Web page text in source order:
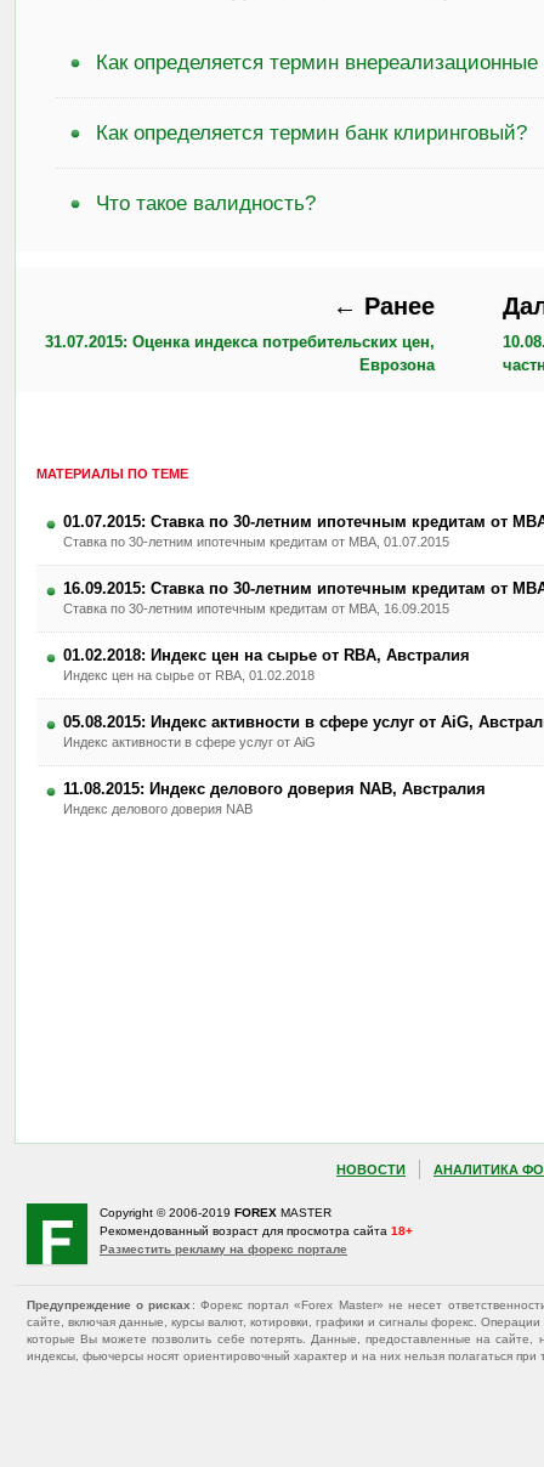
Как определяется термин
Как определяется термин банк клиринговый?
Что такое валидность?
← Ранее
31.07.2015: Оценка индекса потребительских цен,
Еврозона
МАТЕРИАЛЫ ПО ТЕМЕ
01.07.2015: Ставка по 30-летним ипотечным кредитам от
Ставка по 30-летним ипотечным кредитам от MBA, 01.07.2015
16.09.2015: Ставка по 30-летним ипотечным кредитам от
Ставка по 30-летним ипотечным кредитам от MBA, 16.09.2015
01.02.2018: Индекс цен на сырье от RBA, Австралия
Индекс цен на сырье от RBA, 01.02.2018
05.08.2015: Индекс активности в сфере услуг от AiG,
Индекс активности в сфере услуг от AiG
11.08.2015: Индекс делового доверия NAB, Австралия
Индекс делового доверия NAB
НОВОСТИ АНАЛИТИКА
Copyright © 2006-2019 FOREX MASTER
Рекомендованный возраст для просмотра сайта 18+
Разместить рекламу на форекс портале
Предупреждение о рисках : Форекс портал «Forex Master» не несет
сайте, включая данные, курсы валют, котировки, графики и сигналы форекс.
которые Вы можете позволить себе потерять. Данные, предоставленные на
индексы, фьючерсы носят ориентировочный характер и на них нельзя полагаться при